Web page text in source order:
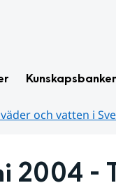
och vatten i
2004 -